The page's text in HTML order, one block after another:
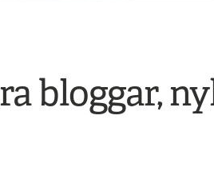
bloggar,